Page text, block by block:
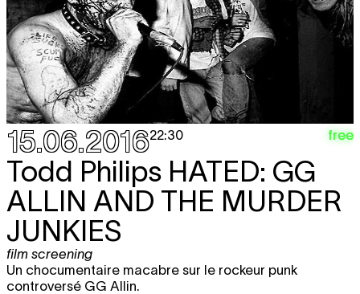
15.06.201622:30 free
Todd Philips HATED: GG
ALLIN AND THE MURDER
JUNKIES
film screening
Un chocumentaire macabre sur le rockeur punk
controversé GG Allin.